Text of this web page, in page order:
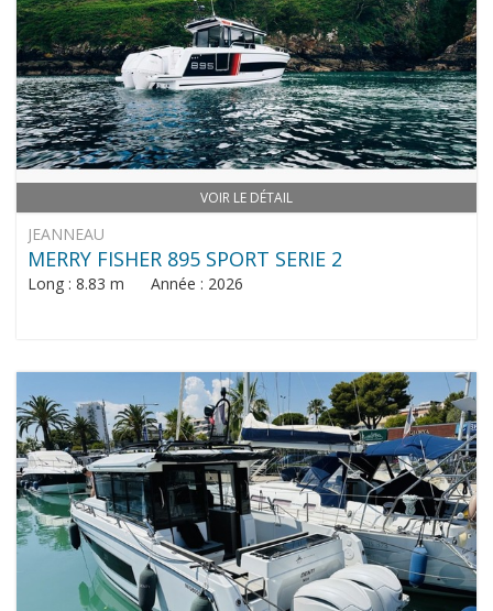
VOIR LE DÉTAIL
JEANNEAU
MERRY FISHER 895 SPORT SERIE 2
Long : 8.83 m Année : 2026